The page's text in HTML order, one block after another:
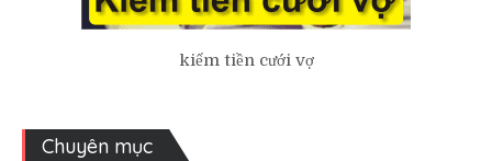
kiếm tiền cưới vợ
Chuyên mục